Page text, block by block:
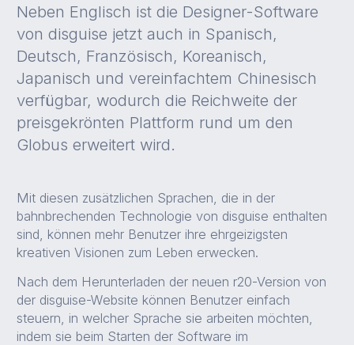
Neben Englisch ist die Designer-Software
von disguise jetzt auch in Spanisch,
Deutsch, Französisch, Koreanisch,
Japanisch und vereinfachtem Chinesisch
verfügbar, wodurch die Reichweite der
preisgekrönten Plattform rund um den
Globus erweitert wird.
Mit diesen zusätzlichen Sprachen, die in der
bahnbrechenden Technologie von disguise enthalten
sind, können mehr Benutzer ihre ehrgeizigsten
kreativen Visionen zum Leben erwecken.
Nach dem Herunterladen der neuen r20-Version von
der disguise-Website können Benutzer einfach
steuern, in welcher Sprache sie arbeiten möchten,
indem sie beim Starten der Software im